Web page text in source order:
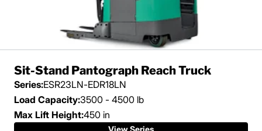
Sit-Stand Pantograph Reach Truck
Series:ESR23LN-EDR18LN
Load Capacity:3500 - 4500 lb
Max Lift Height:450 in
View Series